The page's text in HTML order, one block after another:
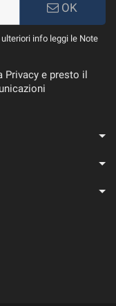
OK
info leggi le Note
e presto il